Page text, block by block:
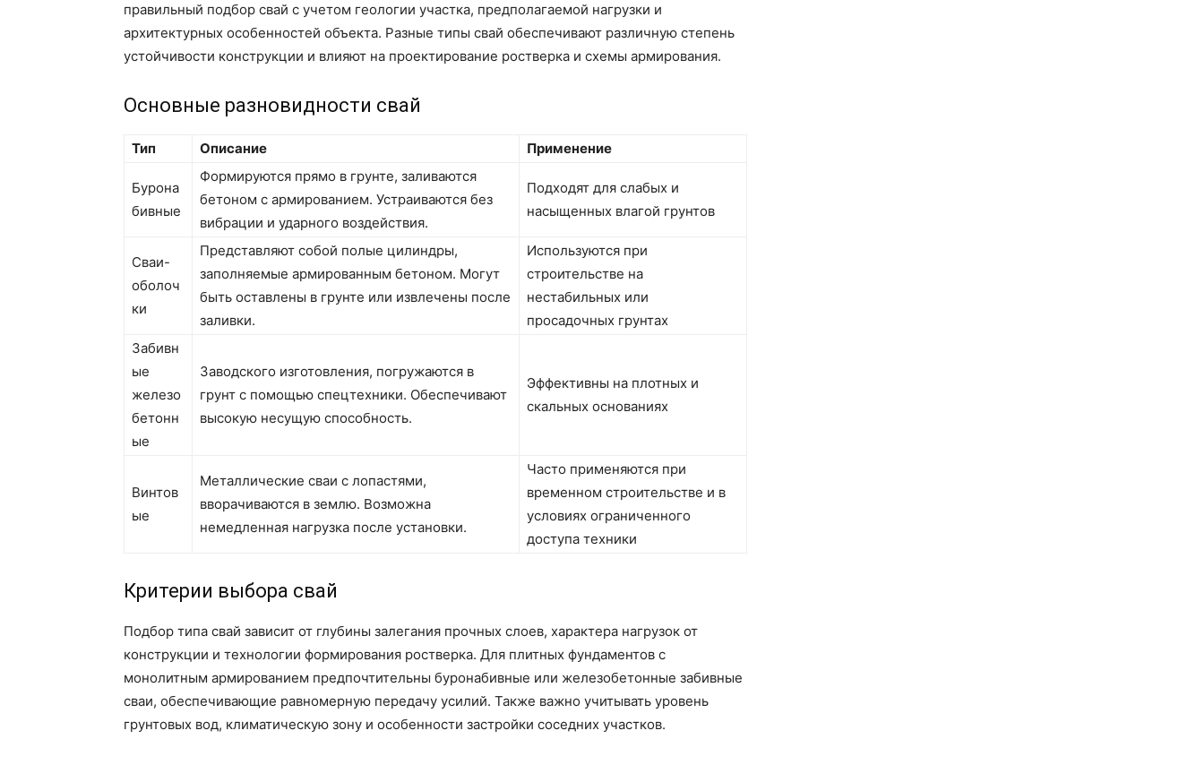
правильный подбор свай с учетом геологии участка, предполагаемой нагрузки и
архитектурных особенностей объекта. Разные типы свай обеспечивают различную степень
устойчивости конструкции и влияют на проектирование ростверка и схемы армирования.
Основные разновидности свай
Тип Описание Применение
Бурона
бивные
Формируются прямо в грунте, заливаются
бетоном с армированием. Устраиваются без
вибрации и ударного воздействия.
Подходят для слабых и
насыщенных влагой грунтов
Сваи-
оболоч
ки
Представляют собой полые цилиндры,
заполняемые армированным бетоном. Могут
быть оставлены в грунте или извлечены после
заливки.
Используются при
строительстве на
нестабильных или
просадочных грунтах
Забивн
ые
железо
бетонн
ые
Заводского изготовления, погружаются в
грунт с помощью спецтехники. Обеспечивают
высокую несущую способность.
Эффективны на плотных и
скальных основаниях
Винтов
ые
Металлические сваи с лопастями,
вворачиваются в землю. Возможна
немедленная нагрузка после установки.
Часто применяются при
временном строительстве и в
условиях ограниченного
доступа техники
Критерии выбора свай
Подбор типа свай зависит от глубины залегания прочных слоев, характера нагрузок от
конструкции и технологии формирования ростверка. Для плитных фундаментов с
монолитным армированием предпочтительны буронабивные или железобетонные забивные
сваи, обеспечивающие равномерную передачу усилий. Также важно учитывать уровень
грунтовых вод, климатическую зону и особенности застройки соседних участков.